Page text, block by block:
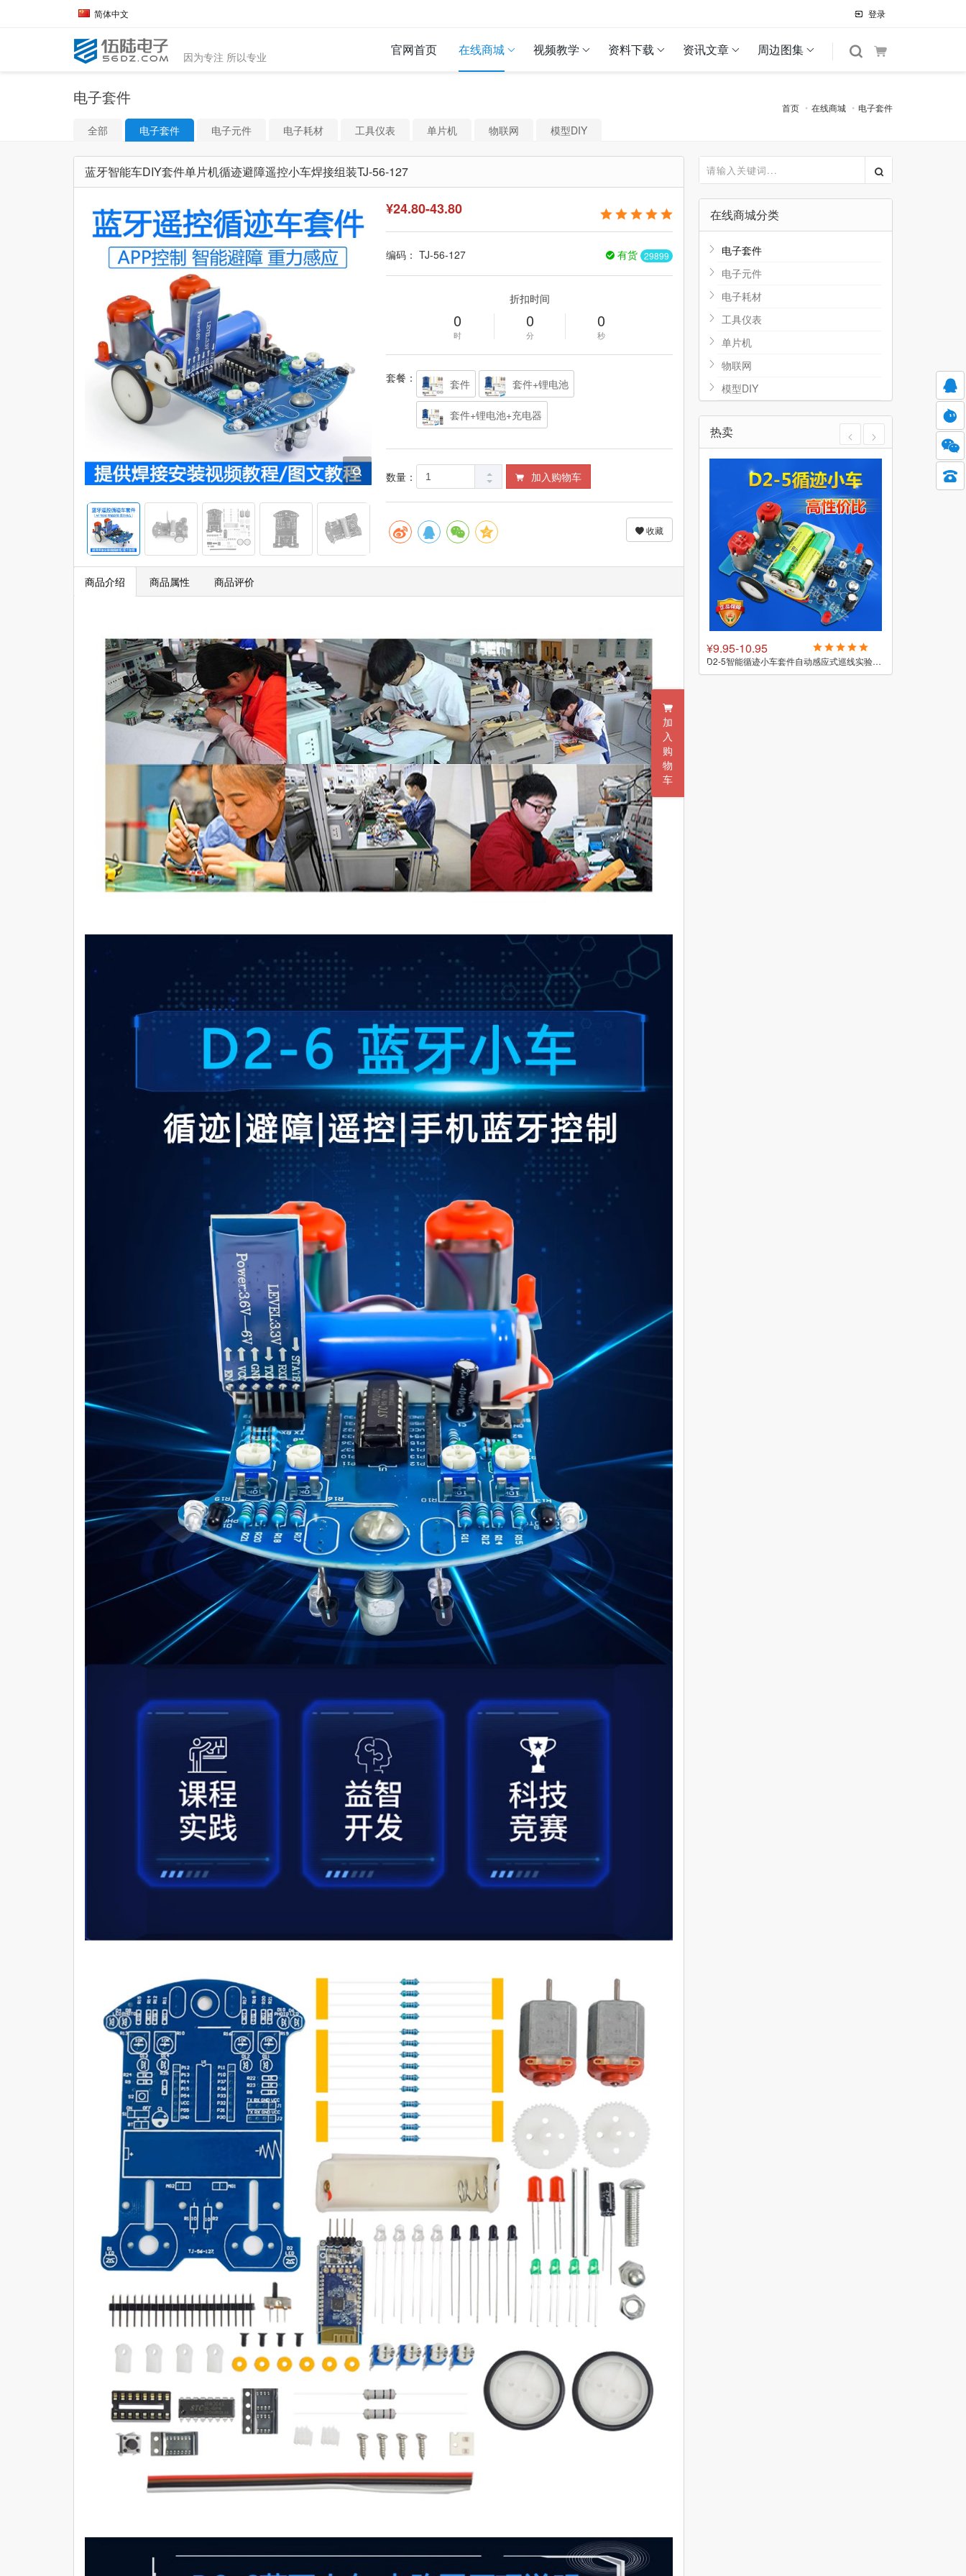
简体中文 登录
因为专注 所以专业 官网首页 在线商城 视频教学 资料下载 资讯文章 周边图集
电子套件
首页 在线商城 电子套件
全部 电子套件 电子元件 电子耗材 工具仪表 单片机 物联网 模型DIY
蓝牙智能车DIY套件单片机循迹避障遥控小车焊接组装TJ-56-127
¥24.80-43.80
编码： TJ-56-127 有货 29899
折扣时间
0
时
0
分
0
秒
套餐： 套件 套件+锂电池
套件+锂电池+充电器
数量： 加入购物车
收藏
商品介绍 商品属性 商品评价
在线商城分类
电子套件
电子元件
电子耗材
工具仪表
单片机
物联网
模型DIY
热卖
¥9.95-10.95 ¥7.85-8.85
D2-1智能循迹小车套件巡线寻迹科技焊接组装实训电子制作DIY散件
加
入
购
物
车